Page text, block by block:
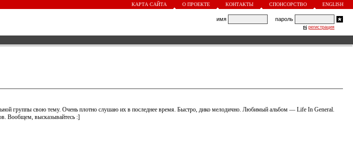
КАРТА САЙТА О ПРОЕКТЕ КОНТАКТЫ СПОНСОРСТВО ENGLISH
имя пароль
регистрация
группы свою тему. Очень плотно слушаю их в последнее время. Быстро, дико мелодично. Любимый альбом — Life In General.
Вообщем, высказывайтесь :]